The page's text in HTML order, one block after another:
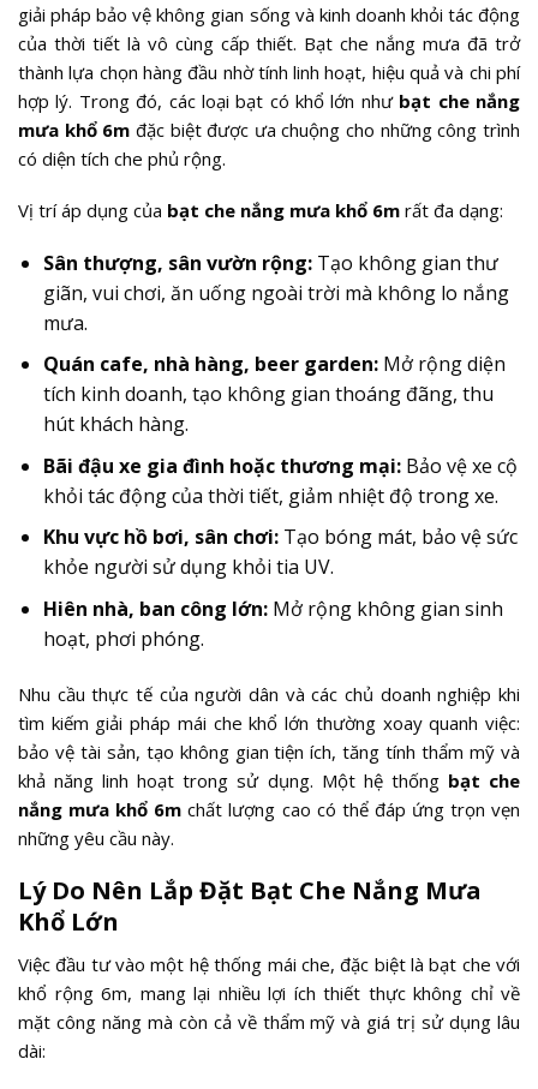
giải pháp bảo vệ không gian sống và kinh doanh khỏi tác động
của thời tiết là vô cùng cấp thiết. Bạt che nắng mưa đã trở
thành lựa chọn hàng đầu nhờ tính linh hoạt, hiệu quả và chi phí
hợp lý. Trong đó, các loại bạt có khổ lớn như bạt che nắng
mưa khổ 6m đặc biệt được ưa chuộng cho những công trình
có diện tích che phủ rộng.
Vị trí áp dụng của bạt che nắng mưa khổ 6m rất đa dạng:
Sân thượng, sân vườn rộng:Tạo không gian thư
giãn, vui chơi, ăn uống ngoài trời mà không lo nắng
mưa.
Quán cafe, nhà hàng, beer garden:Mở rộng diện
tích kinh doanh, tạo không gian thoáng đãng, thu
hút khách hàng.
Bãi đậu xe gia đình hoặc thương mại:Bảo vệ xe cộ
khỏi tác động của thời tiết, giảm nhiệt độ trong xe.
Khu vực hồ bơi, sân chơi:Tạo bóng mát, bảo vệ sức
khỏe người sử dụng khỏi tia UV.
Hiên nhà, ban công lớn:Mở rộng không gian sinh
hoạt, phơi phóng.
Nhu cầu thực tế của người dân và các chủ doanh nghiệp khi
tìm kiếm giải pháp mái che khổ lớn thường xoay quanh việc:
bảo vệ tài sản, tạo không gian tiện ích, tăng tính thẩm mỹ và
khả năng linh hoạt trong sử dụng. Một hệ thống bạt che
nắng mưa khổ 6m chất lượng cao có thể đáp ứng trọn vẹn
những yêu cầu này.
Lý Do Nên Lắp Đặt Bạt Che Nắng Mưa
Khổ Lớn
Việc đầu tư vào một hệ thống mái che, đặc biệt là bạt che với
khổ rộng 6m, mang lại nhiều lợi ích thiết thực không chỉ về
mặt công năng mà còn cả về thẩm mỹ và giá trị sử dụng lâu
dài: